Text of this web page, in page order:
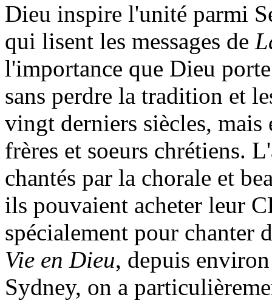
Dieu inspire l'unité parmi
qui lisent les messages de
l'importance que Dieu
sans perdre la tradition et
vingt derniers siècles, mais
frères et soeurs chrétiens.
chantés par la chorale et
ils pouvaient acheter leur
spécialement pour chanter
Vie en Dieu, depuis
Sydney, on a